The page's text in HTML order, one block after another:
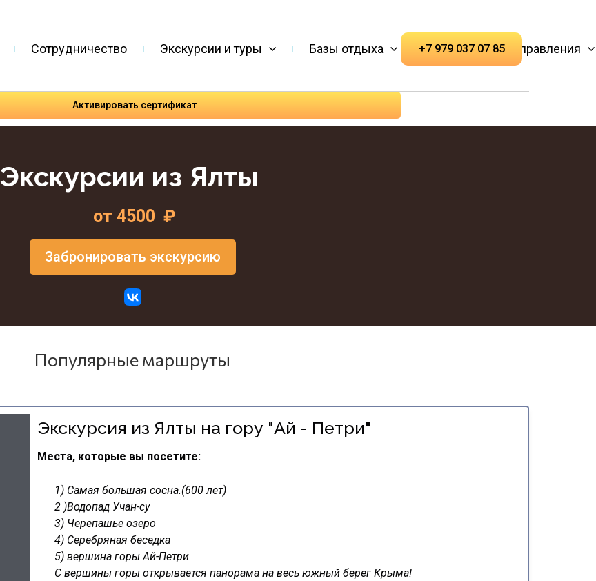
Сотрудничество Экскурсии и туры Базы отдыха Популярные направления
+7 979 037 07 85
Активировать сертификат
Экскурсии из Ялты
от 4500 ₽
Забронировать экскурсию
Популярные маршруты
Экскурсия из Ялты на гору "Ай - Петри"
Места, которые вы посетите:
1) Самая большая сосна.(600 лет)
2 )Водопад Учан-су
3) Черепашье озеро
4) Серебряная беседка
5) вершина горы Ай-Петри
С вершины горы открывается панорама на весь южный берег Крыма!